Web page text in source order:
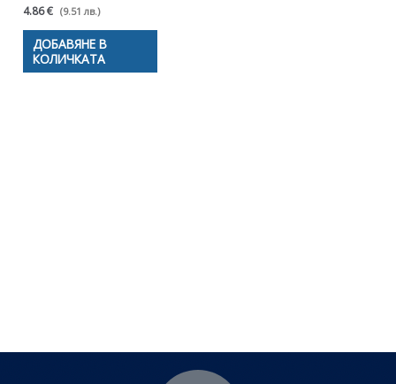
4.86 € (9.51 лв.)
ДОБАВЯНЕ В
КОЛИЧКАТА